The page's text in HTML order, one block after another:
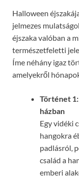
Halloween
jelmezes
éjszaka valóban a
természetfeletti
Íme néhány igaz
amelyekről
Történet
házban
Egy vidéki
hangokra
padlásról,
család a
emberi